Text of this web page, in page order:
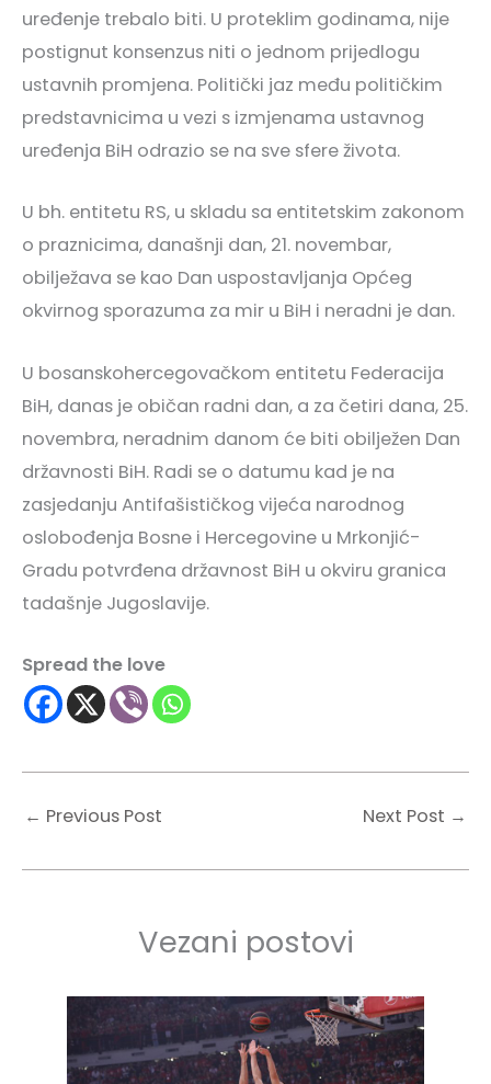
uređenje trebalo biti. U proteklim godinama, nije
postignut konsenzus niti o jednom prijedlogu
ustavnih promjena. Politički jaz među političkim
predstavnicima u vezi s izmjenama ustavnog
uređenja BiH odrazio se na sve sfere života.
U bh. entitetu RS, u skladu sa entitetskim zakonom
o praznicima, današnji dan, 21. novembar,
obilježava se kao Dan uspostavljanja Općeg
okvirnog sporazuma za mir u BiH i neradni je dan.
U bosanskohercegovačkom entitetu Federacija
BiH, danas je običan radni dan, a za četiri dana, 25.
novembra, neradnim danom će biti obilježen Dan
državnosti BiH. Radi se o datumu kad je na
zasjedanju Antifašističkog vijeća narodnog
oslobođenja Bosne i Hercegovine u Mrkonjić-
Gradu potvrđena državnost BiH u okviru granica
tadašnje Jugoslavije.
Spread the love
← Previous Post Next Post →
Vezani postovi